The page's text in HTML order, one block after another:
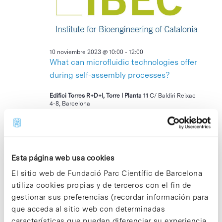
Esta página web usa cookies
El sitio web de Fundació Parc Científic de Barcelona
utiliza cookies propias y de terceros con el fin de
gestionar sus preferencias (recordar información para
que acceda al sitio web con determinadas
2023
Eventos
What can microfluidic technologies offer
during self-assembly processes?
10 noviembre 2023 @ 10:00 -12:00
Edifici Torres R+D+I, Torre I Planta 11C/ Baldiri Reixac
4-8, Barcelona